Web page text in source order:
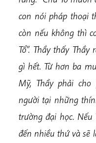
con nói pháp thoại
còn nếu không thì
Tổ”. Thầy thấy
gì hết. Từ hơn ba
Mỹ, Thầy phải
người tại những
trường đại học.
đến nhiều thứ và sẽ